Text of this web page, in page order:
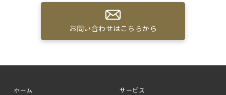
お問い合わせはこちらから
ホーム サービス